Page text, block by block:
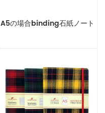
A5の場合binding石紙ノート